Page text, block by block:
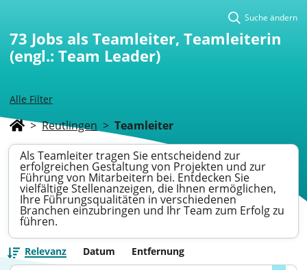
Alle Filter
Suche ändern
73 Jobs als Teamleiter, Teamleiterin
(engl.: Team Leader)
> Reutlingen > Teamleiter
Als Teamleiter tragen Sie entscheidend zur
erfolgreichen Gestaltung von Projekten und zur
Führung von Mitarbeitern bei. Entdecken Sie
vielfältige Stellenanzeigen, die Ihnen ermöglichen,
Ihre Führungsqualitäten in verschiedenen
Branchen einzubringen und Ihr Team zum Erfolg zu
führen.
Relevanz Datum Entfernung